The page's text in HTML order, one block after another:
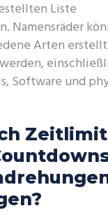
Liste
Namensräder
Arten
Software und